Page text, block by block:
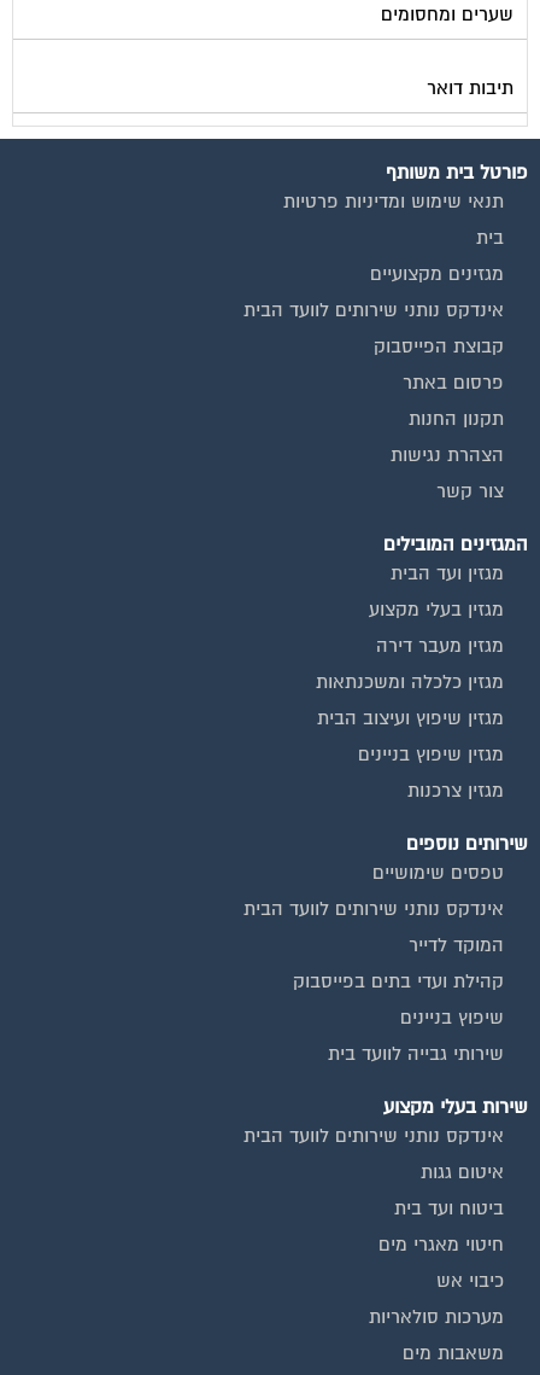
שערים ומחסומים
תיבות דואר
פורטל בית משותף
תנאי שימוש ומדיניות פרטיות
בית
מגזינים מקצועיים
אינדקס נותני שירותים לוועד הבית
קבוצת הפייסבוק
פרסום באתר
תקנון החנות
הצהרת נגישות
צור קשר
המגזינים המובילים
מגזין ועד הבית
מגזין בעלי מקצוע
מגזין מעבר דירה
מגזין כלכלה ומשכנתאות
מגזין שיפוץ ועיצוב הבית
מגזין שיפוץ בניינים
מגזין צרכנות
שירותים נוספים
טפסים שימושיים
אינדקס נותני שירותים לוועד הבית
המוקד לדייר
קהילת ועדי בתים בפייסבוק
שיפוץ בניינים
שירותי גבייה לוועד בית
שירות בעלי מקצוע
אינדקס נותני שירותים לוועד הבית
איטום גגות
ביטוח ועד בית
חיטוי מאגרי מים
כיבוי אש
מערכות סולאריות
משאבות מים